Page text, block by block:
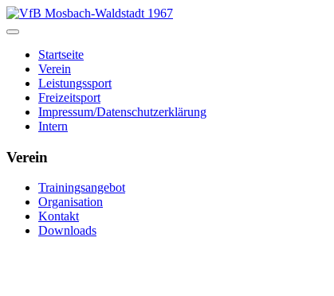
Startseite
Verein
Leistungssport
Freizeitsport
Impressum/Datenschutzerklärung
Intern
Verein
Trainingsangebot
Organisation
Kontakt
Downloads